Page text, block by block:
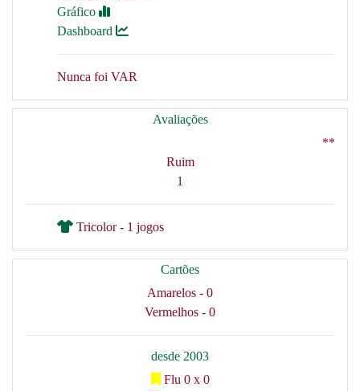
Gráfico
Dashboard
Nunca foi VAR
Avaliações
**
Ruim
1
Tricolor - 1 jogos
Cartões
Amarelos - 0
Vermelhos - 0
desde 2003
Flu 0 x 0